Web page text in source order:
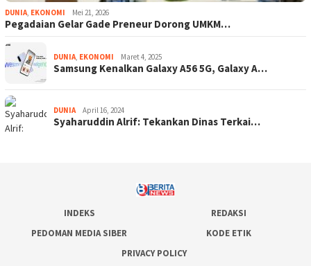
DUNIA, EKONOMI Mei 21, 2026
Pegadaian Gelar Gade Preneur Dorong UMKM…
DUNIA, EKONOMI Maret 4, 2025
Samsung Kenalkan Galaxy A56 5G, Galaxy A…
DUNIA April 16, 2024
Syaharuddin Alrif: Tekankan Dinas Terkai…
INDEKS
REDAKSI
PEDOMAN MEDIA SIBER
KODE ETIK
PRIVACY POLICY